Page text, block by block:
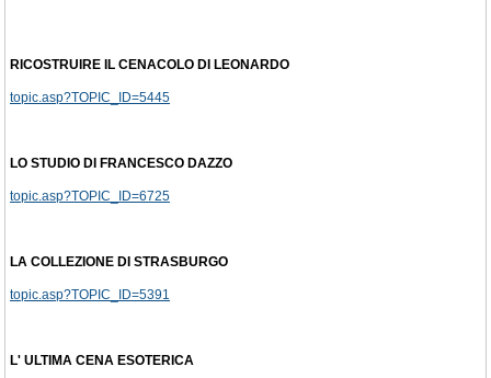
RICOSTRUIRE IL CENACOLO DI LEONARDO
topic.asp?TOPIC_ID=5445
LO STUDIO DI FRANCESCO DAZZO
topic.asp?TOPIC_ID=6725
LA COLLEZIONE DI STRASBURGO
topic.asp?TOPIC_ID=5391
L' ULTIMA CENA ESOTERICA